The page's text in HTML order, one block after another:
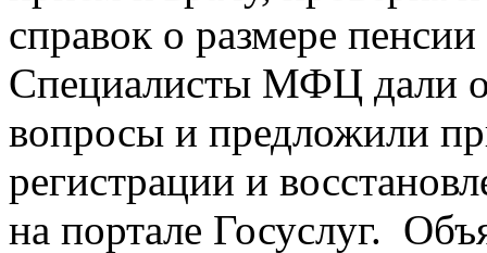
справок о размере
Специалисты МФЦ дали
вопросы и предложили
регистрации и
на портале Госуслуг.